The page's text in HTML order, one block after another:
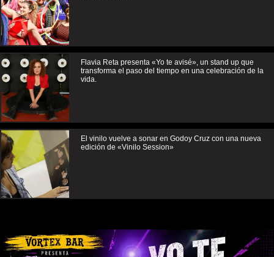
Flavia Reta presenta «Yo te avisé», un stand up que
transforma el paso del tiempo en una celebración de la
vida.
El vinilo vuelve a sonar en Godoy Cruz con una nueva
edición de «Vinilo Session»